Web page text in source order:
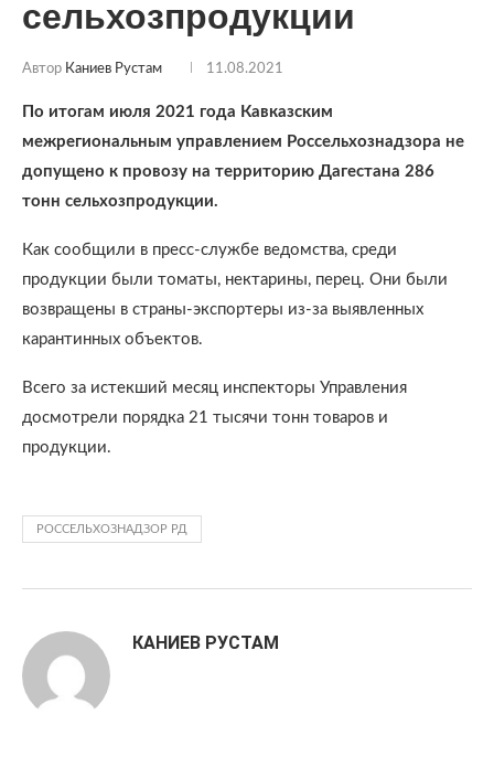
сельхозпродукции
Автор Каниев Рустам 11.08.2021
По итогам июля 2021 года Кавказским
межрегиональным управлением Россельхознадзора не
допущено к провозу на территорию Дагестана 286
тонн сельхозпродукции.
Как сообщили в пресс-службе ведомства, среди
продукции были томаты, нектарины, перец. Они были
возвращены в страны-экспортеры из-за выявленных
карантинных объектов.
Всего за истекший месяц инспекторы Управления
досмотрели порядка 21 тысячи тонн товаров и
продукции.
РОССЕЛЬХОЗНАДЗОР РД
КАНИЕВ РУСТАМ